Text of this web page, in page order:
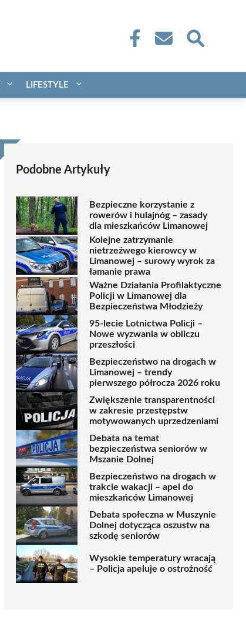
LIFESTYLE
Podobne Artykuły
Bezpieczne korzystanie z
rowerów i hulajnóg – zasady
dla mieszkańców Limanowej
Kolejne zatrzymanie
nietrzeźwego kierowcy w
Limanowej – surowy wyrok za
łamanie prawa
Ważne Działania Profilaktyczne
Policji w Limanowej dla
Bezpieczeństwa Młodzieży
95-lecie Lotnictwa Policji –
Nowe wyzwania w obliczu
przeszłości
Bezpieczeństwo na drogach w
Limanowej – trendy
pierwszego półrocza 2026 roku
Zwiększenie transparentności
w zakresie przestępstw
motywowanych uprzedzeniami
Debata na temat
bezpieczeństwa seniorów w
Mszanie Dolnej
Bezpieczeństwo na drogach w
trakcie wakacji – apel do
mieszkańców Limanowej
Debata społeczna w Muszynie
Dolnej dotycząca oszustw na
szkodę seniorów
Wysokie temperatury wracają
– Policja apeluje o ostrożność